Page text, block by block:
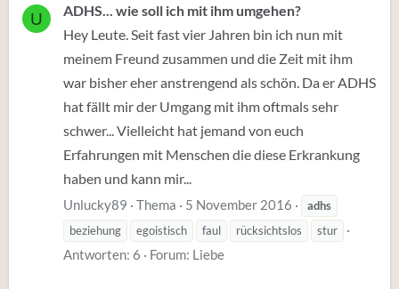
U
ADHS... wie soll ich mit ihm umgehen?
Hey Leute. Seit fast vier Jahren bin ich nun mit
meinem Freund zusammen und die Zeit mit ihm
war bisher eher anstrengend als schön. Da er ADHS
hat fällt mir der Umgang mit ihm oftmals sehr
schwer... Vielleicht hat jemand von euch
Erfahrungen mit Menschen die diese Erkrankung
haben und kann mir...
Unlucky89 Thema 5 November 2016
adhs
beziehung
egoistisch faul rücksichtslos stur
Antworten: 6 Forum: Liebe